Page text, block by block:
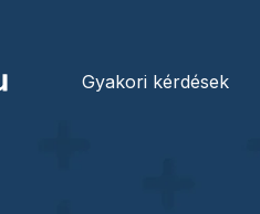
fordításokhoz
Gyakori kérdések